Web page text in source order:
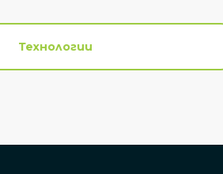
Технологии